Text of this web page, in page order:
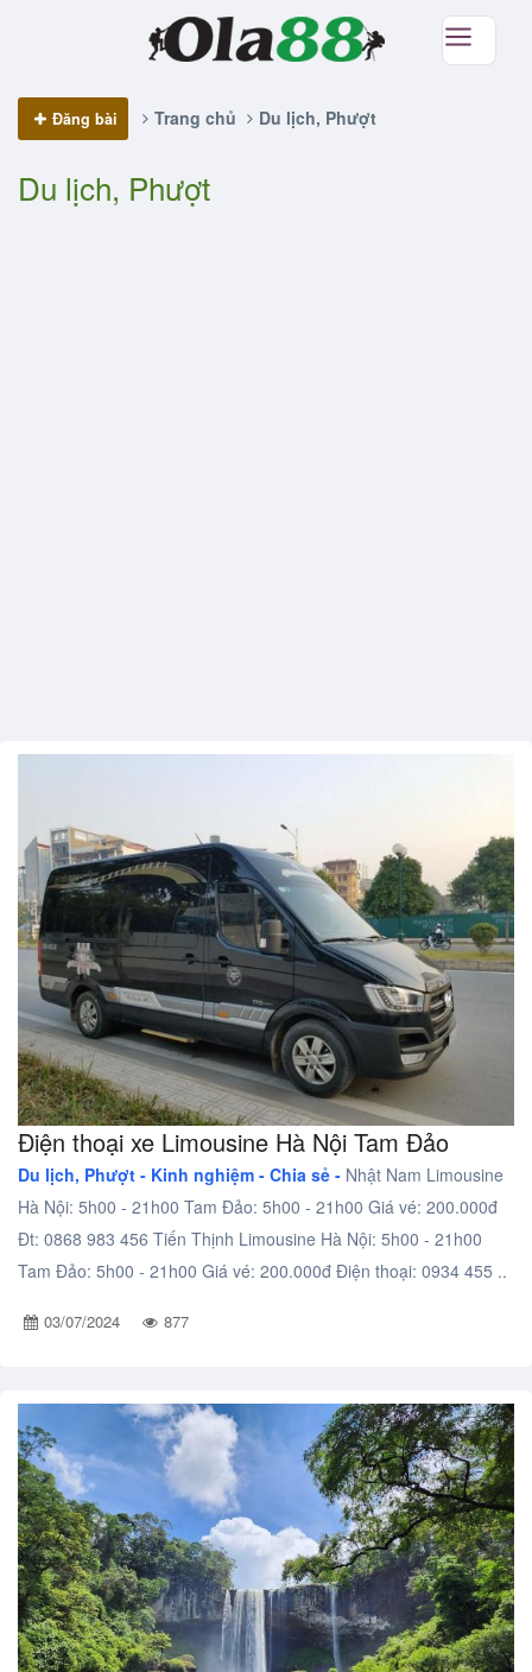
Đăng bài Trang chủ Du lịch, Phượt
Du lịch, Phượt
Điện thoại xe Limousine Hà Nội Tam Đảo
Du lịch, Phượt - Kinh nghiệm - Chia sẻ - Nhật Nam Limousine
Hà Nội: 5h00 - 21h00 Tam Đảo: 5h00 - 21h00 Giá vé: 200.000đ
Đt: 0868 983 456 Tiến Thịnh Limousine Hà Nội: 5h00 - 21h00
Tam Đảo: 5h00 - 21h00 Giá vé: 200.000đ Điện thoại: 0934 455 ..
03/07/2024 877